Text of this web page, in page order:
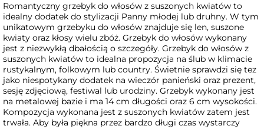
Romantyczny grzebyk do włosów z suszonych kwiatów to
idealny dodatek do stylizacji Panny młodej lub druhny. W tym
unikatowym grzebyku do włosów znajduje się len, suszone
kwiaty oraz kłosy wielu zbóż. Grzebyk do włosów wykonany
jest z niezwykłą dbałością o szczegóły. Grzebyk do włosów z
suszonych kwiatów to idealna propozycja na ślub w klimacie
rustykalnym, folkowym lub country. Świetnie sprawdzi się tez
jako niespotykany dodatek na wieczór panieński oraz prezent,
sesję zdjęciową, festiwal lub urodziny. Grzebyk wykonany jest
na metalowej bazie i ma 14 cm długości oraz 6 cm wysokości.
Kompozycja wykonana jest z suszonych kwiatów zatem jest
trwała. Aby była piękna przez bardzo długi czas wystarczy